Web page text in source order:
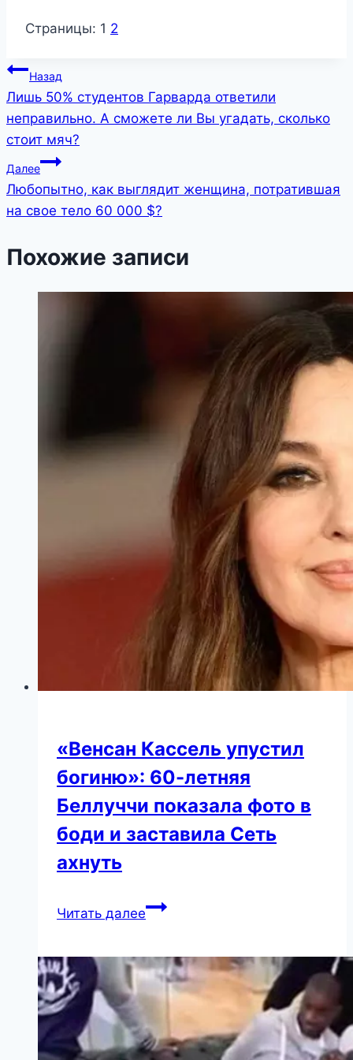
Страницы: 1 2
Навигация
по
записям
Назад
Лишь 50% студентов Гарварда ответили
неправильно. А сможете ли Вы угадать, сколько
стоит мяч?
Далее
Любопытно, как выглядит женщина, потратившая
на свое тело 60 000 $?
Похожие записи
«Венсан Кассель упустил
богиню»: 60-летняя
Беллуччи показала фото в
боди и заставила Сеть
ахнуть
Читать далее«Венсан
богиню»:
60-
летняя
Беллуччи
показала